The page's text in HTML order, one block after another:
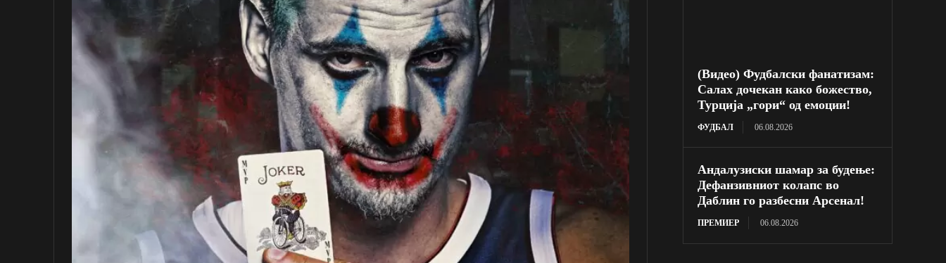
(Видео) Фудбалски фанатизам:
Салах дочекан како божество,
Турција „гори“ од емоции!
ФУДБАЛ 06.08.2026
Андалузиски шамар за будење:
Дефанзивниот колапс во
Даблин го разбесни Арсенал!
ПРЕМИЕР 06.08.2026